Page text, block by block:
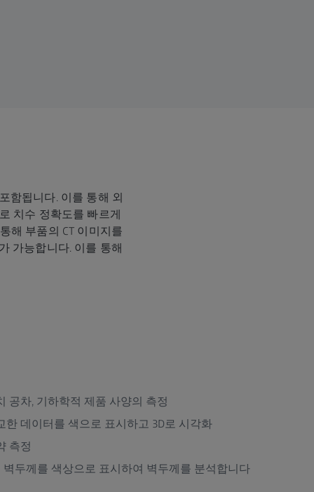
함됩니다. 이를 통해 외
치수 정확도를 빠르게
해 부품의 CT 이미지를
가능합니다. 이를 통해
공차, 기하학적 제품 사양의 측정
한 데이터를 색으로 표시하고 3D로 시각화
측정
두께를 색상으로 표시하여 벽두께를 분석합니다